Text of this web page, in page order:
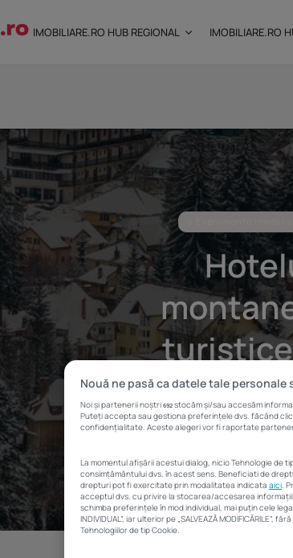
IMOBILIARE.RO HUB REGIONAL IMOBILIARE.RO
STUDIU Imobiliare.ro: Câtă
încredere mai...
25 noiembrie 2025 8 Min
turistice
Nouă ne pasă ca datele tale
Noi și partenerii noștri 692 stocăm și/sau accesăm
Puteți accepta sau gestiona preferințele dvs. făcând
confidențialitate. Aceste alegeri vor fi raportate
La momentul afișării acestui dialog, nicio Tehnologie de
consimțământului dvs. în acest sens. Beneficiati de
drepturi pot fi exercitate prin modalitatea indicata aici.
acceptul dvs. cu privire la stocarea/accesarea
schimba preferințele în mod individual, mai puțin cele
INDIVIDUAL”, iar ulterior pe „SALVEAZĂ
Tehnologiilor de tip Cookie.